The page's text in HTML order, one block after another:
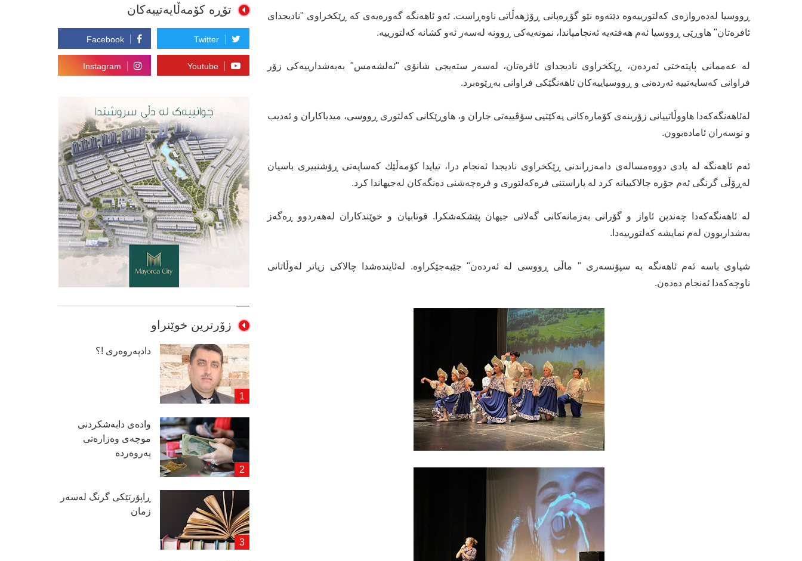
ڕووسیا لەدەروازەی كەلتورییەوە دێتەوە نێو گۆڕەپانی ڕۆژهەڵاتی ناوەڕاست. ئەو ئاهەنگە گەورەیەی كە ڕێكخراوی "نادیجدای
ئافرەتان" هاوڕێی ڕووسیا ئەم هەفتەیە ئەنجامیاندا، نمونەیەكی ڕوونە لەسەر ئەو كشانە كەلتورییە.
لە عەممانی پایتەختی ئەردەن، ڕێكخراوی نادیجدای ئافرەتان، لەسەر ستەیجی شانۆی "ئەلشەمس" بەبەشدارییەكی زۆر
فراوانی كەسایەتییە ئەردەنی و ڕووسیاییەكان ئاهەنگێكی فراوانی بەڕێوەبرد.
لەئاهەنگەكەدا هاووڵاتییانی زۆرینەی كۆمارەكانی یەكێتیی سۆڤییەتی جاران و، هاوڕێكانی كەلتوری ڕووسی، میدیاكاران و ئەدیب
و نوسەران ئامادەبوون.
ئەم ئاهەنگە لە یادی دووەمسالەی دامەزراندنی ڕێكخراوی نادیجدا ئەنجام درا، تیایدا كۆمەڵێك كەسایەتی ڕۆشنبیری باسیان
لەڕۆڵی گرنگی ئەم جۆرە چالاكییانە كرد لە پاراستنی فرەكەلتوری و فرەچەشنی دەنگەكان لەجیهاندا كرد.
لە ئاهەنگەكەدا چەندین ئاواز و گۆرانی بەزمانەكانی گەلانی جیهان پێشكەشكرا. قوتابیان و خوێندكاران لەهەردوو ڕەگەز
بەشداربوون لەم نمایشە كەلتورییەدا.
شیاوی باسە ئەم ئاهەنگە بە سپۆنسەری " ماڵی ڕووسی لە ئەردەن" جێبەجێكراوە. لەئایندەشدا چالاكی زیاتر لەوڵاتانی
ناوچەكەدا ئەنجام دەدەن.
تۆڕە کۆمەڵایەتییەکان
زۆرترین خوێنراو
دادپەروەری !؟
وادەی دابەشكردنی
موچەی وەزارەتی
پەروەردە
ڕاپۆرتێكی گرنگ لەسەر
زمان